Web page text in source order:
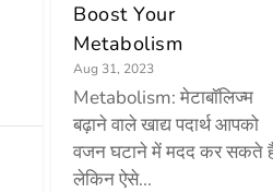
Boost Your
Metabolism
Aug 31, 2023
Metabolism: मेटाबॉलिज्म
बढ़ाने वाले खाद्य पदार्थ आपको
वजन घटाने में मदद कर सकते
लेकिन ऐसे...